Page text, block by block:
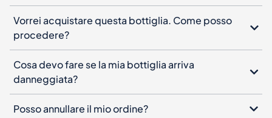
Vorrei acquistare questa bottiglia. Come posso
procedere?
Cosa devo fare se la mia bottiglia arriva
danneggiata?
Posso annullare il mio ordine?